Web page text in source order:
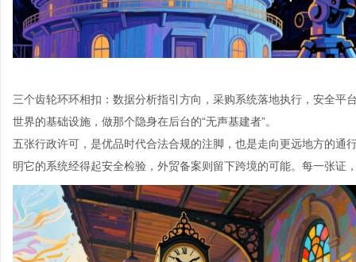
三个齿轮环环相扣：数据分析指引方向，采购系统落地执行，安全
世界的基础设施，做那个隐身在后台的“无声基建者”。
五张行政许可，是优品时代合法合规的注脚，也是走向更远地方的
明它的系统经得起安全检验，外贸备案则留下跨境的可能。每一张证